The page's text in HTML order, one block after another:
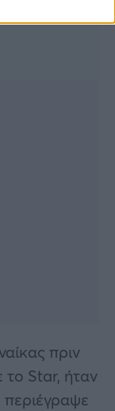
πριν
το Star, ήταν
περιέγραψε